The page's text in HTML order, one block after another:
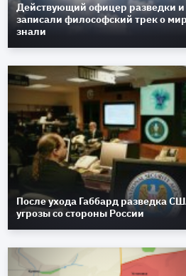
Действующий офицер разведки
записали философский трек о
знали
После ухода Габбард разведка
угрозы со стороны России